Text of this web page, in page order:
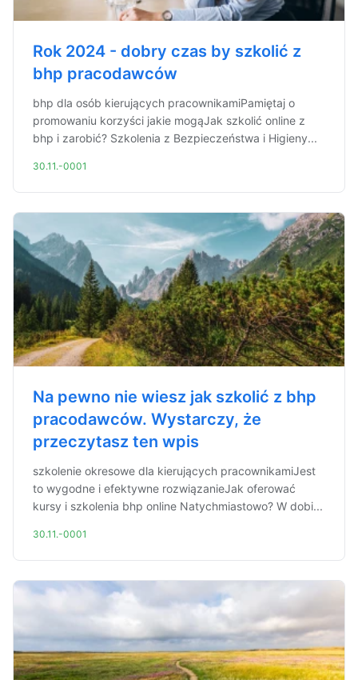
Rok 2024 - dobry czas by szkolić z
bhp pracodawców
bhp dla osób kierujących pracownikamiPamiętaj o
promowaniu korzyści jakie mogąJak szkolić online z
bhp i zarobić? Szkolenia z Bezpieczeństwa i Higieny...
30.11.-0001
Na pewno nie wiesz jak szkolić z bhp
pracodawców. Wystarczy, że
przeczytasz ten wpis
szkolenie okresowe dla kierujących pracownikamiJest
to wygodne i efektywne rozwiązanieJak oferować
kursy i szkolenia bhp online Natychmiastowo? W dobi...
30.11.-0001